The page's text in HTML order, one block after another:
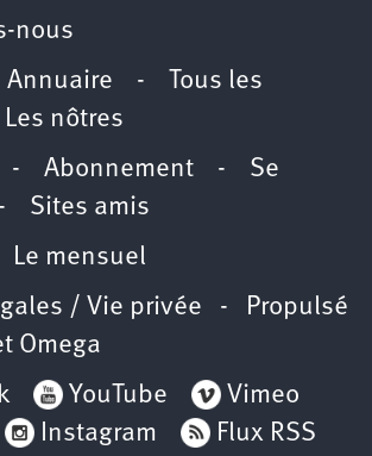
nous
Annuaire -
Tous les
Les nôtres
Abonnement - Se
Sites amis
Le mensuel
/ Vie privée - Propulsé
Omega
YouTube
Vimeo
Instagram Flux RSS